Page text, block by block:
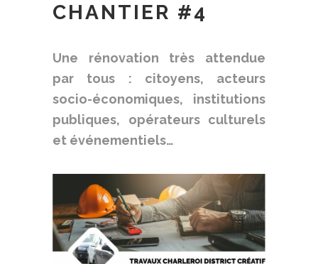
CHANTIER #4
Une rénovation très attendue
par tous : citoyens, acteurs
socio-économiques, institutions
publiques, opérateurs culturels
et événementiels…